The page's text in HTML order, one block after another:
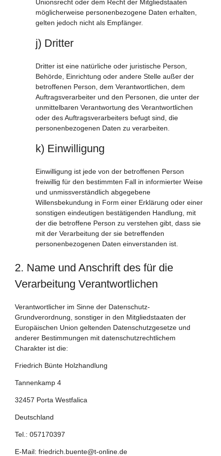
Unionsrecht oder dem Recht der Mitgliedstaaten
möglicherweise personenbezogene Daten erhalten,
gelten jedoch nicht als Empfänger.
j) Dritter
Dritter ist eine natürliche oder juristische Person,
Behörde, Einrichtung oder andere Stelle außer der
betroffenen Person, dem Verantwortlichen, dem
Auftragsverarbeiter und den Personen, die unter der
unmittelbaren Verantwortung des Verantwortlichen
oder des Auftragsverarbeiters befugt sind, die
personenbezogenen Daten zu verarbeiten.
k) Einwilligung
Einwilligung ist jede von der betroffenen Person
freiwillig für den bestimmten Fall in informierter Weise
und unmissverständlich abgegebene
Willensbekundung in Form einer Erklärung oder einer
sonstigen eindeutigen bestätigenden Handlung, mit
der die betroffene Person zu verstehen gibt, dass sie
mit der Verarbeitung der sie betreffenden
personenbezogenen Daten einverstanden ist.
2. Name und Anschrift des für die
Verarbeitung Verantwortlichen
Verantwortlicher im Sinne der Datenschutz-
Grundverordnung, sonstiger in den Mitgliedstaaten der
Europäischen Union geltenden Datenschutzgesetze und
anderer Bestimmungen mit datenschutzrechtlichem
Charakter ist die:
Friedrich Bünte Holzhandlung
Tannenkamp 4
32457 Porta Westfalica
Deutschland
Tel.: 057170397
E-Mail: friedrich.buente@t-online.de